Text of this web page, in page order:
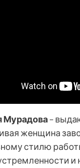
Мурадова–
женщина
стилю
и